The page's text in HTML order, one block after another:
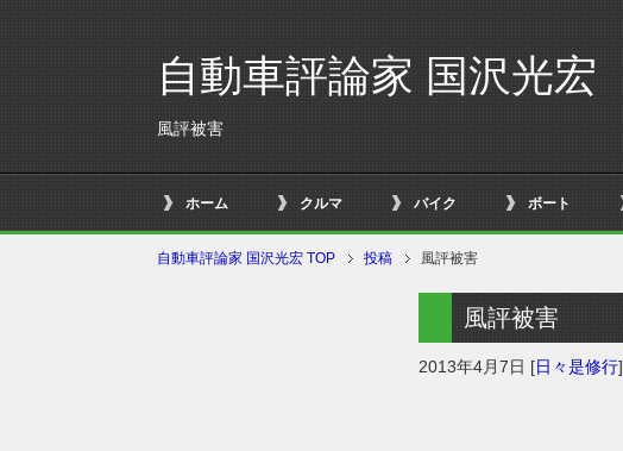
自動車評論家 国沢光宏
風評被害
ホーム クルマ バイク ボート
自動車評論家 国沢光宏 TOP 投稿 風評被害
風評被害
2013年4月7日 [日々是修行]